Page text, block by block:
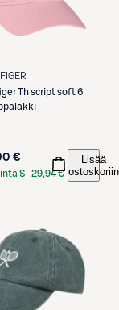
Th script soft 6
€
S-29,94 €
Lisää
ostoskoriin